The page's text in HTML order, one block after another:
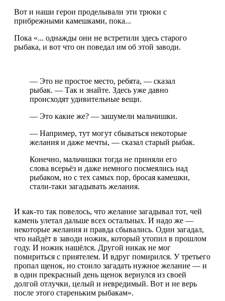
Вот и наши герои проделывали эти трюки с
прибрежными камешками, пока...
Пока «... однажды они не встретили здесь старого
рыбака, и вот что он поведал им об этой заводи.
— Это не простое место, ребята, — сказал
рыбак. — Так и знайте. Здесь уже давно
происходят удивительные вещи.
— Это какие же? — зашумели мальчишки.
— Например, тут могут сбываться некоторые
желания и даже мечты, — сказал старый рыбак.
Конечно, мальчишки тогда не приняли его
слова всерьёз и даже немного посмеялись над
рыбаком, но с тех самых пор, бросая камешки,
стали-таки загадывать желания.
И как-то так повелось, что желание загадывал тот, чей
камень улетал дальше всех остальных. И надо же —
некоторые желания и правда сбывались. Один загадал,
что найдёт в заводи ножик, который утопил в прошлом
году. И ножик нашёлся. Другой никак не мог
помириться с приятелем. И вдруг помирился. У третьего
пропал щенок, но стоило загадать нужное желание — и
в один прекрасный день щенок вернулся из своей
долгой отлучки, целый и невредимый. Вот и не верь
после этого стареньким рыбакам».